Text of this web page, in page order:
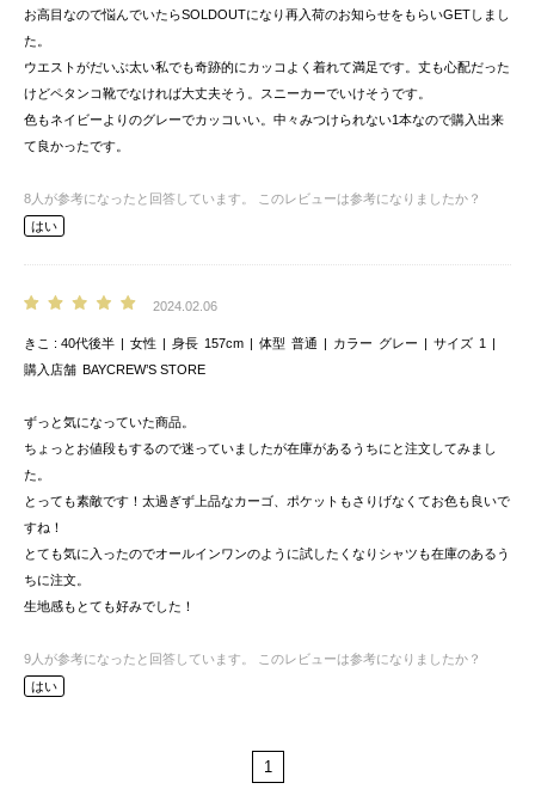
お高目なので悩んでいたらSOLDOUTになり再入荷のお知らせをもらいGETしまし
た。
ウエストがだいぶ太い私でも奇跡的にカッコよく着れて満足です。丈も心配だった
けどペタンコ靴でなければ大丈夫そう。スニーカーでいけそうです。
色もネイビーよりのグレーでカッコいい。中々みつけられない1本なので購入出来
て良かったです。
8 人が参考になったと回答しています。
このレビューは参考になりましたか？
はい
2024.02.06
きこ 40代後半 女性 身長 157cm 体型 普通 カラー グレー サイズ 1
購入店舗 BAYCREW’S STORE
ずっと気になっていた商品。
ちょっとお値段もするので迷っていましたが在庫があるうちにと注文してみまし
た。
とっても素敵です！太過ぎず上品なカーゴ、ポケットもさりげなくてお色も良いで
すね！
とても気に入ったのでオールインワンのように試したくなりシャツも在庫のあるう
ちに注文。
生地感もとても好みでした！
9 人が参考になったと回答しています。
このレビューは参考になりましたか？
はい
1